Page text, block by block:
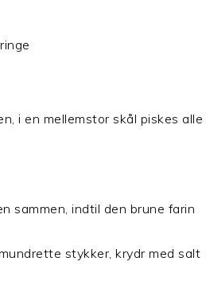
i en mellemstor skål piskes alle
sammen, indtil den brune farin
stykker, krydr med salt